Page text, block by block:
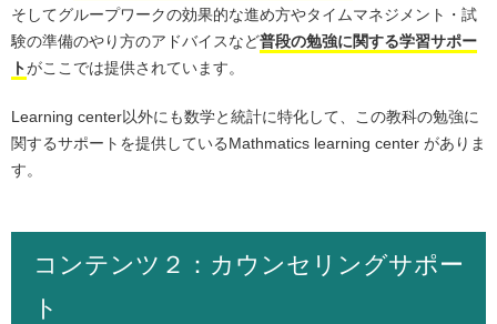
そしてグループワークの効果的な進め方やタイムマネジメント・試
験の準備のやり方のアドバイスなど普段の勉強に関する学習サポー
トがここでは提供されています。
Learning center以外にも数学と統計に特化して、この教科の勉強に
関するサポートを提供しているMathmatics learning center がありま
す。
コンテンツ２：カウンセリングサポー
ト